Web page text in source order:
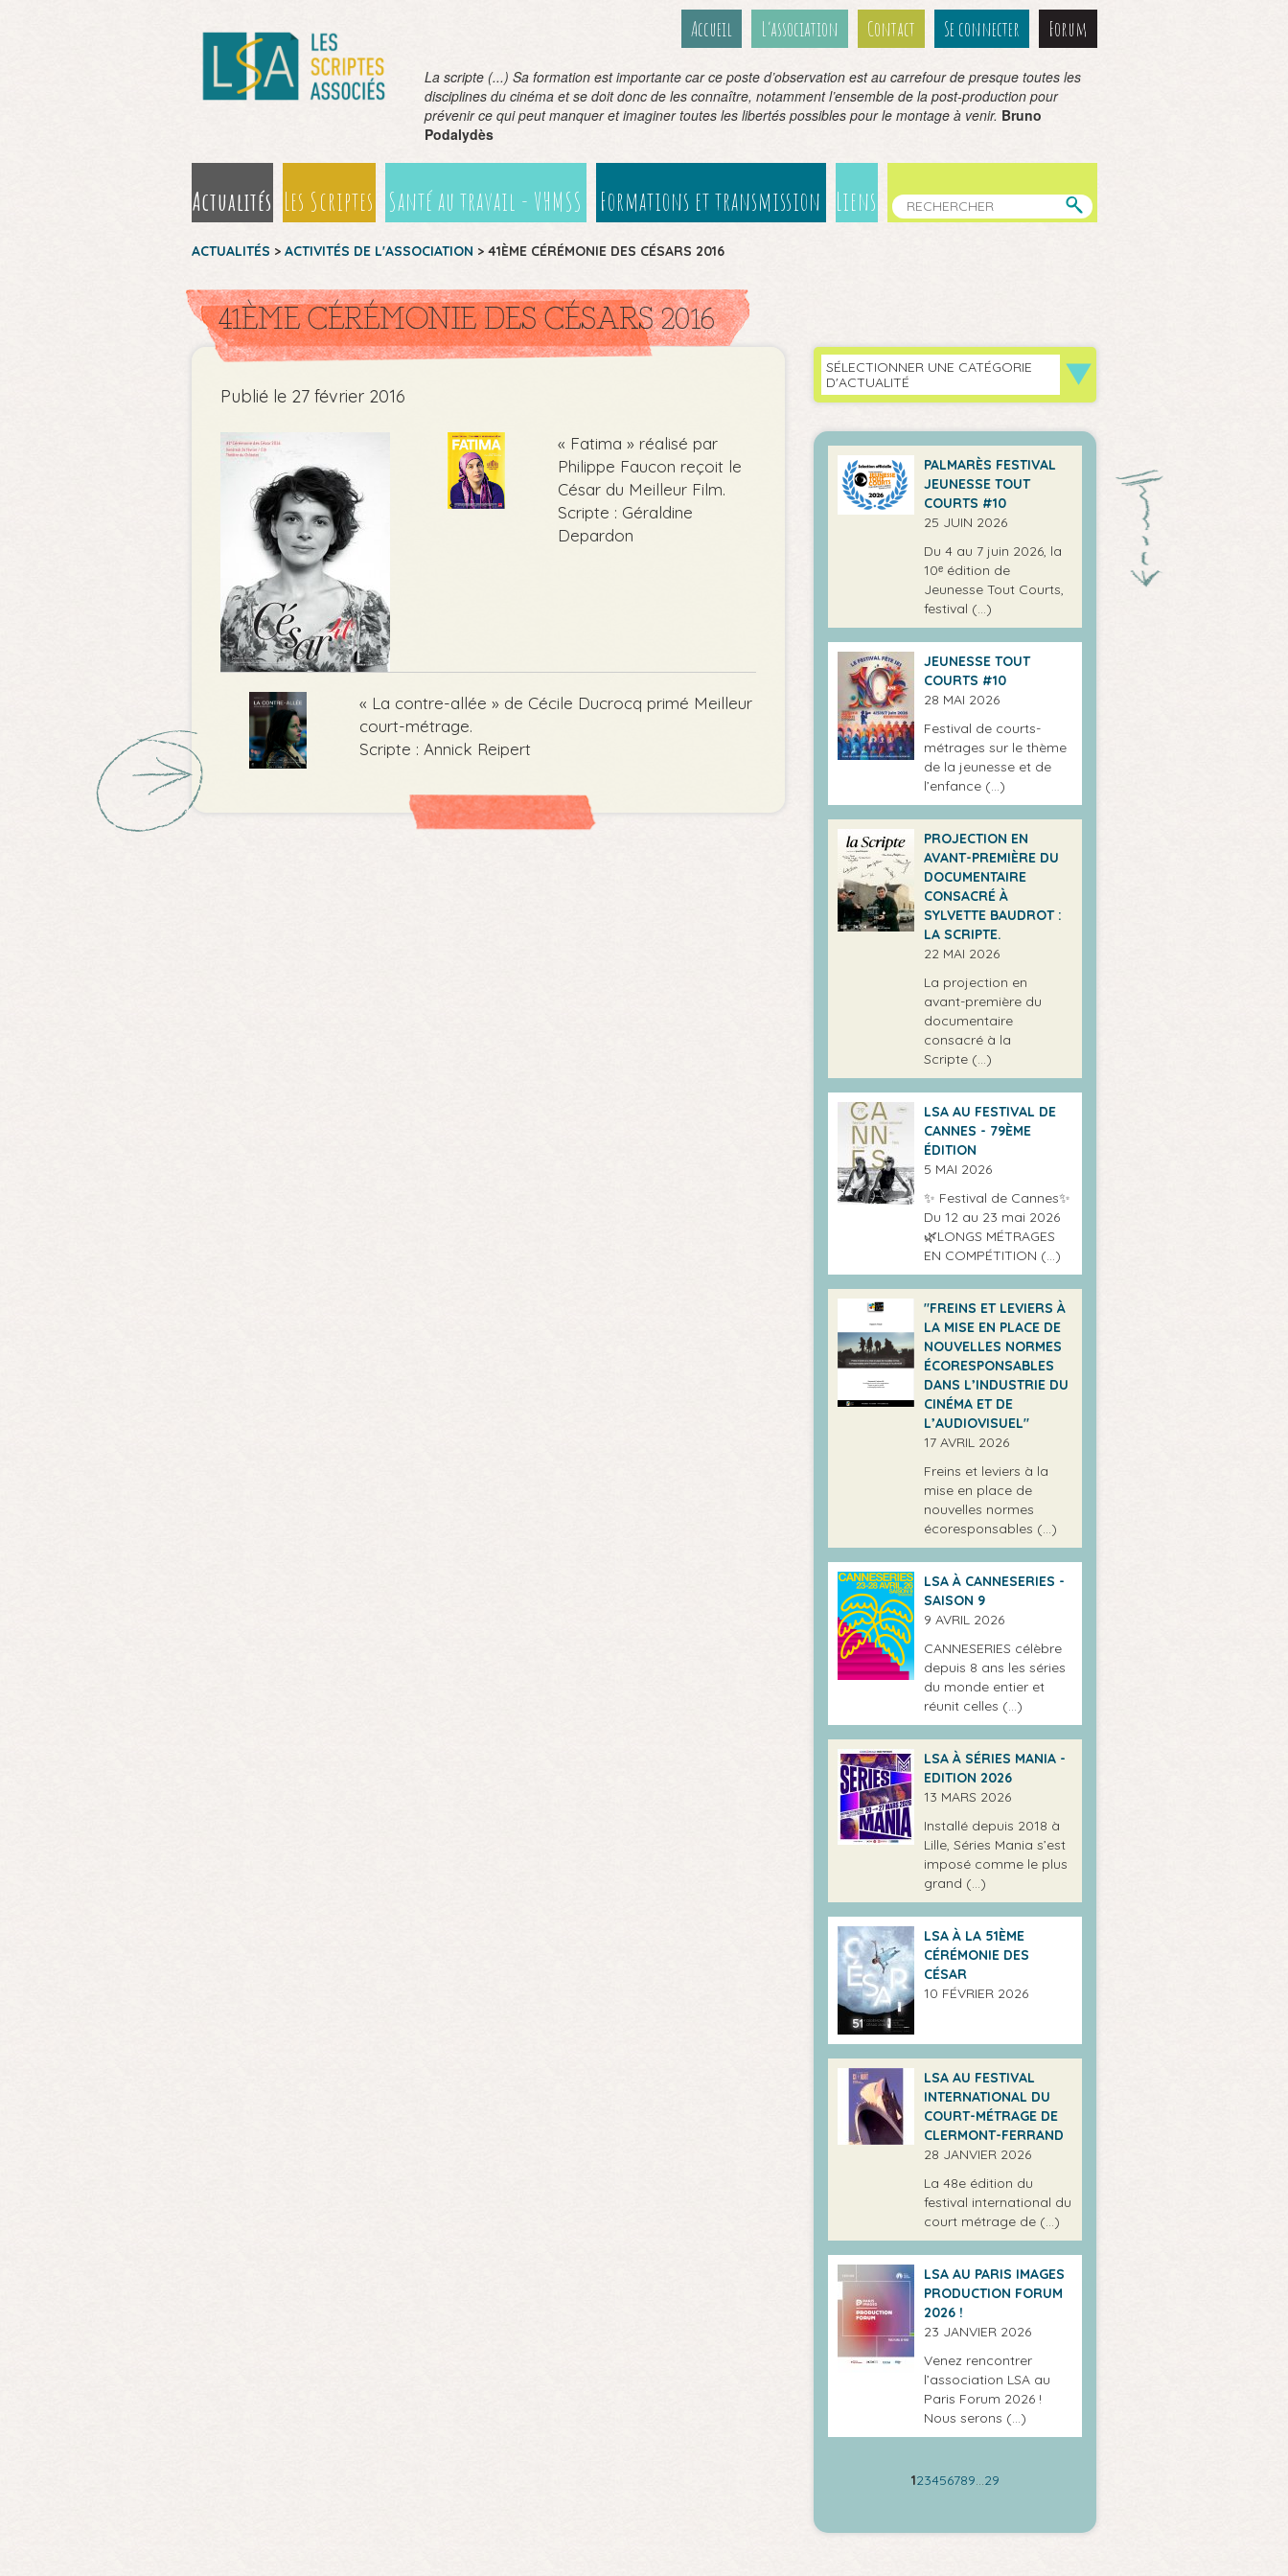
Accueil L’association Contact Se connecter Forum
La scripte (...) Sa formation est importante car ce poste d’observation est au carrefour de presque toutes les
disciplines du cinéma et se doit donc de les connaître, notamment l’ensemble de la post-production pour
prévenir ce qui peut manquer et imaginer toutes les libertés possibles pour le montage à venir. Bruno
Podalydès
Actualités Les Scriptes Santé au travail - VHMSS Formations et transmission Liens
ACTUALITÉS > ACTIVITÉS DE L'ASSOCIATION > 41ÈME CÉRÉMONIE DES CÉSARS 2016
41ÈME CÉRÉMONIE DES CÉSARS 2016
Publié le 27 février 2016
« Fatima » réalisé par
Philippe Faucon reçoit le
César du Meilleur Film.
Scripte : Géraldine
Depardon
« La contre-allée » de Cécile Ducrocq primé Meilleur
court-métrage.
Scripte : Annick Reipert
SÉLECTIONNER UNE CATÉGORIE
D'ACTUALITÉ
PALMARÈS FESTIVAL
JEUNESSE TOUT
COURTS #10
25 JUIN 2026
Du 4 au 7 juin 2026, la
10ᵉ édition de
Jeunesse Tout Courts,
festival (…)
JEUNESSE TOUT
COURTS #10
28 MAI 2026
Festival de courts-
métrages sur le thème
de la jeunesse et de
l’enfance (…)
PROJECTION EN
AVANT-PREMIÈRE DU
DOCUMENTAIRE
CONSACRÉ À
SYLVETTE BAUDROT :
LA SCRIPTE.
22 MAI 2026
La projection en
avant-première du
documentaire
consacré à la
Scripte (…)
LSA AU FESTIVAL DE
CANNES - 79ÈME
ÉDITION
5 MAI 2026
✨ Festival de Cannes✨
Du 12 au 23 mai 2026
🌿LONGS MÉTRAGES
EN COMPÉTITION (…)
"FREINS ET LEVIERS À
LA MISE EN PLACE DE
NOUVELLES NORMES
ÉCORESPONSABLES
DANS L’INDUSTRIE DU
CINÉMA ET DE
L’AUDIOVISUEL"
17 AVRIL 2026
Freins et leviers à la
mise en place de
nouvelles normes
écoresponsables (…)
LSA À CANNESERIES -
SAISON 9
9 AVRIL 2026
CANNESERIES célèbre
depuis 8 ans les séries
du monde entier et
réunit celles (…)
LSA À SÉRIES MANIA -
EDITION 2026
13 MARS 2026
Installé depuis 2018 à
Lille, Séries Mania s’est
imposé comme le plus
grand (…)
LSA À LA 51ÈME
CÉRÉMONIE DES
CÉSAR
10 FÉVRIER 2026
LSA AU FESTIVAL
INTERNATIONAL DU
COURT-MÉTRAGE DE
CLERMONT-FERRAND
28 JANVIER 2026
La 48e édition du
festival international du
court métrage de (…)
LSA AU PARIS IMAGES
PRODUCTION FORUM
2026 !
23 JANVIER 2026
Venez rencontrer
l’association LSA au
Paris Forum 2026 !
Nous serons (…)
123456789…29